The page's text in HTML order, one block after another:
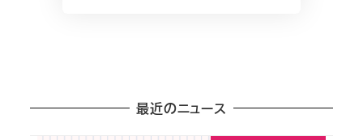
最近のニュース